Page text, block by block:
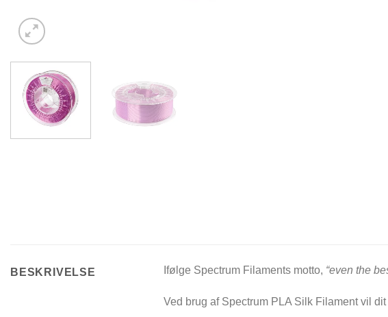
BESKRIVELSE Ifølge Spectrum Filaments motto, “even the
Ved brug af Spectrum PLA Silk Filament vil dit